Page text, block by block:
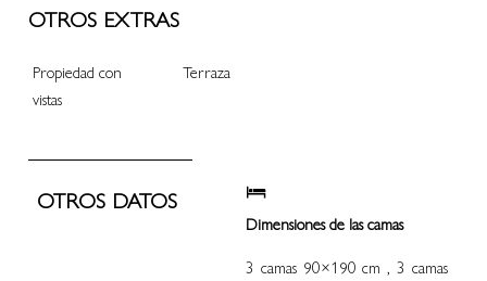
OTROS EXTRAS
Propiedad con
vistas
Terraza
OTROS DATOS
Dimensiones de las camas
3 camas 90×190 cm , 3 camas